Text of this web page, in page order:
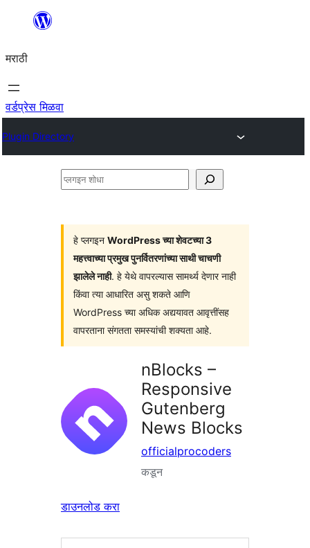
सामुग्रीवर
मराठी
वर्डप्रेस मिळवा
Plugin Directory
प्लगइन
हे प्लगइन WordPress च्या शेवटच्या 3
महत्त्वाच्या प्रमुख पुनर्वितरणांच्या साथी चाचणी
झालेले नाही. हे येथे वापरल्यास सामर्थ्य देणार नाही
किंवा त्या आधारित असु शकते आणि
WordPress च्या अधिक अद्ययावत आवृत्तींसह
वापरताना संगतता समस्यांची शक्यता आहे.
nBlocks –
Responsive
Gutenberg
News Blocks
officialprocoders
कडून
डाउनलोड करा